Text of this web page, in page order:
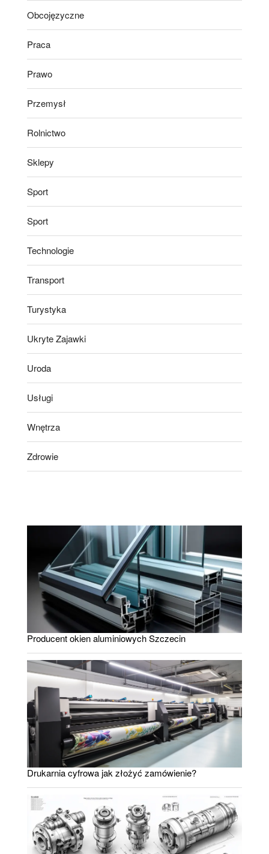
Obcojęzyczne
Praca
Prawo
Przemysł
Rolnictwo
Sklepy
Sport
Sport
Technologie
Transport
Turystyka
Ukryte Zajawki
Uroda
Usługi
Wnętrza
Zdrowie
Producent okien aluminiowych Szczecin
Drukarnia cyfrowa jak złożyć zamówienie?